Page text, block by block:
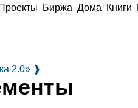
Проекты Биржа Дома Книги
2.0»❱